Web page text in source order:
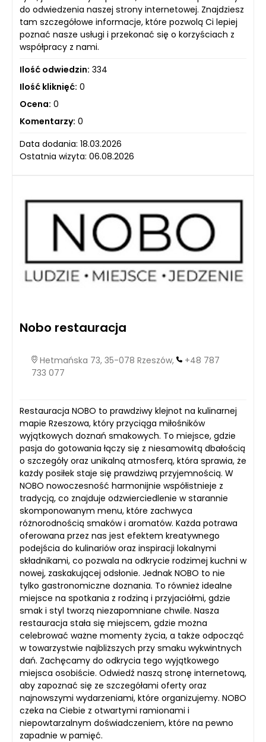
do odwiedzenia naszej strony internetowej. Znajdziesz
tam szczegółowe informacje, które pozwolą Ci lepiej
poznać nasze usługi i przekonać się o korzyściach z
współpracy z nami.
Ilość odwiedzin: 334
Ilość kliknięć: 0
Ocena: 0
Komentarzy: 0
Data dodania: 18.03.2026
Ostatnia wizyta: 06.08.2026
Nobo restauracja
Hetmańska 73, 35-078 Rzeszów,
+48 787
733 077
Restauracja NOBO to prawdziwy klejnot na kulinarnej
mapie Rzeszowa, który przyciąga miłośników
wyjątkowych doznań smakowych. To miejsce, gdzie
pasja do gotowania łączy się z niesamowitą dbałością
o szczegóły oraz unikalną atmosferą, która sprawia, że
każdy posiłek staje się prawdziwą przyjemnością. W
NOBO nowoczesność harmonijnie współistnieje z
tradycją, co znajduje odzwierciedlenie w starannie
skomponowanym menu, które zachwyca
różnorodnością smaków i aromatów. Każda potrawa
oferowana przez nas jest efektem kreatywnego
podejścia do kulinariów oraz inspiracji lokalnymi
składnikami, co pozwala na odkrycie rodzimej kuchni w
nowej, zaskakującej odsłonie. Jednak NOBO to nie
tylko gastronomiczne doznania. To również idealne
miejsce na spotkania z rodziną i przyjaciółmi, gdzie
smak i styl tworzą niezapomniane chwile. Nasza
restauracja stała się miejscem, gdzie można
celebrować ważne momenty życia, a także odpocząć
w towarzystwie najbliższych przy smaku wykwintnych
dań. Zachęcamy do odkrycia tego wyjątkowego
miejsca osobiście. Odwiedź naszą stronę internetową,
aby zapoznać się ze szczegółami oferty oraz
najnowszymi wydarzeniami, które organizujemy. NOBO
czeka na Ciebie z otwartymi ramionami i
niepowtarzalnym doświadczeniem, które na pewno
zapadnie w pamięć.